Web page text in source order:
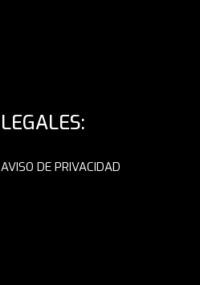
LEGALES:
AVISO DE PRIVACIDAD